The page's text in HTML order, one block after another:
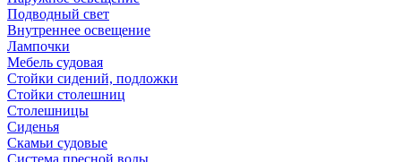
Подводный свет
Внутреннее освещение
Лампочки
Мебель судовая
Стойки сидений, подложки
Стойки столешниц
Столешницы
Сиденья
Скамьи судовые
Система пресной воды